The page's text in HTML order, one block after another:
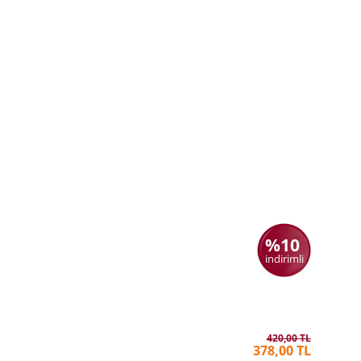
%10
indirimli
420,00 TL
378,00 TL